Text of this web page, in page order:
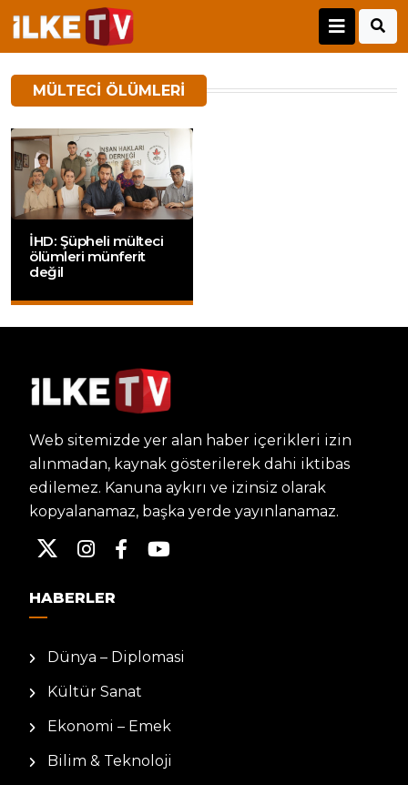
MÜLTECI ÖLÜMLERI
İHD: Şüpheli mülteci
ölümleri münferit
değil
Web sitemizde yer alan haber içerikleri izin
alınmadan, kaynak gösterilerek dahi iktibas
edilemez. Kanuna aykırı ve izinsiz olarak
kopyalanamaz, başka yerde yayınlanamaz.
HABERLER
Dünya – Diplomasi
Kültür Sanat
Ekonomi – Emek
Bilim & Teknoloji